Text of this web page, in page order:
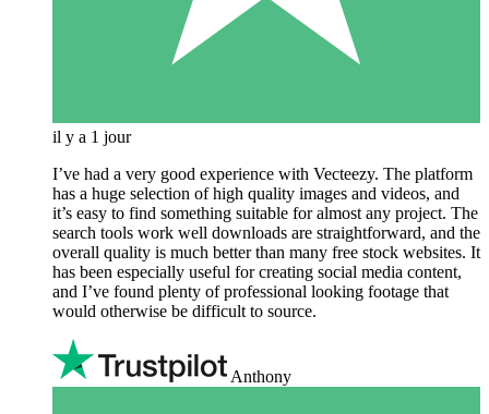
il y a 1 jour
I’ve had a very good experience with Vecteezy. The platform
has a huge selection of high quality images and videos, and
it’s easy to find something suitable for almost any project. The
search tools work well downloads are straightforward, and the
overall quality is much better than many free stock websites. It
has been especially useful for creating social media content,
and I’ve found plenty of professional looking footage that
would otherwise be difficult to source.
Anthony